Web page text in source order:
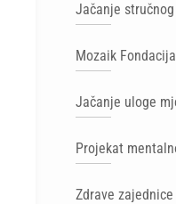
Jačanje
Mozaik
Jačanje uloge
Projekat
Zdrave